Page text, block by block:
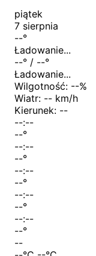
piątek
7 sierpnia
--°
Ładowanie...
--° / --°
Ładowanie...
Wilgotność: --%
Wiatr: -- km/h
Kierunek: --
--:--
--°
--:--
--°
--:--
--°
--:--
--°
--:--
--°
--